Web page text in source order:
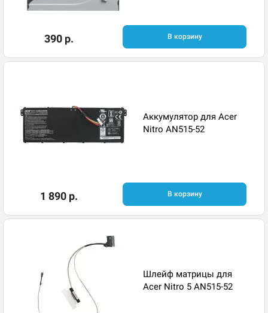
390 р. В корзину
Аккумулятор для Acer
Nitro AN515-52
1 890 р. В корзину
Шлейф матрицы для
Acer Nitro 5 AN515-52